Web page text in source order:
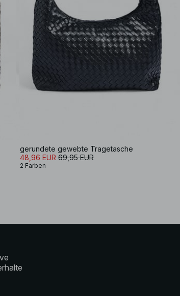
gerundete gewebte Tragetasche
48,96 EUR 69,95 EUR
2 Farben